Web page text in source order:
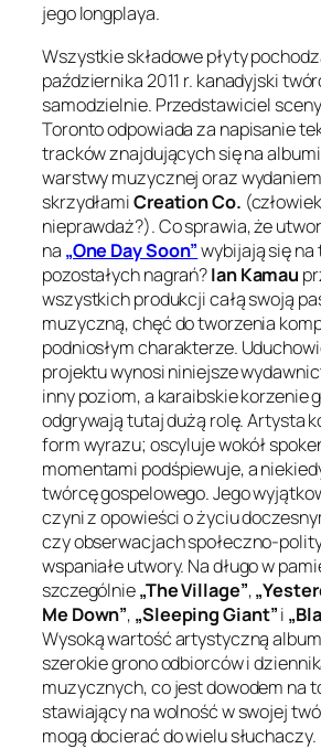
jego longplaya.
Wszystkie składowe płyty
października 2011 r. kanadyjski
samodzielnie. Przedstawiciel
Toronto odpowiada za napisanie
tracków znajdujących się na
warstwy muzycznej oraz
skrzydłamiCreation Co.
nieprawdaż?). Co sprawia, że
na „One Day Soon”wybijają się na
pozostałych nagrań?Ian Kamau
wszystkich produkcji całą swoją
muzyczną, chęć do tworzenia
podniosłym charakterze.
projektu wynosi niniejsze
inny poziom, a karaibskie korzenie
odgrywają tutaj dużą rolę. Artysta
form wyrazu; oscyluje wokół
momentami podśpiewuje, a
twórcę gospelowego. Jego
czyni z opowieści o życiu
czy obserwacjach społeczno-
wspaniałe utwory. Na długo w
szczególnie„The Village”,
Me Down”, „Sleeping Giant”i
Wysoką wartość artystyczną
szerokie grono odbiorców i
muzycznych, co jest dowodem na
stawiający na wolność w swojej
mogą docierać do wielu słuchaczy.